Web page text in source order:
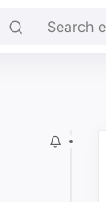
Search